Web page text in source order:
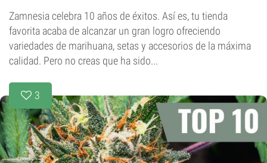
Zamnesia celebra 10 años de éxitos. Así es, tu tienda
favorita acaba de alcanzar un gran logro ofreciendo
variedades de marihuana, setas y accesorios de la máxima
calidad. Pero no creas que ha sido...
3